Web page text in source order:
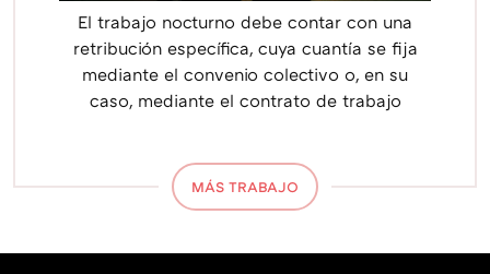
El trabajo nocturno debe contar con una
retribución específica, cuya cuantía se fija
mediante el convenio colectivo o, en su
caso, mediante el contrato de trabajo
MÁS TRABAJO